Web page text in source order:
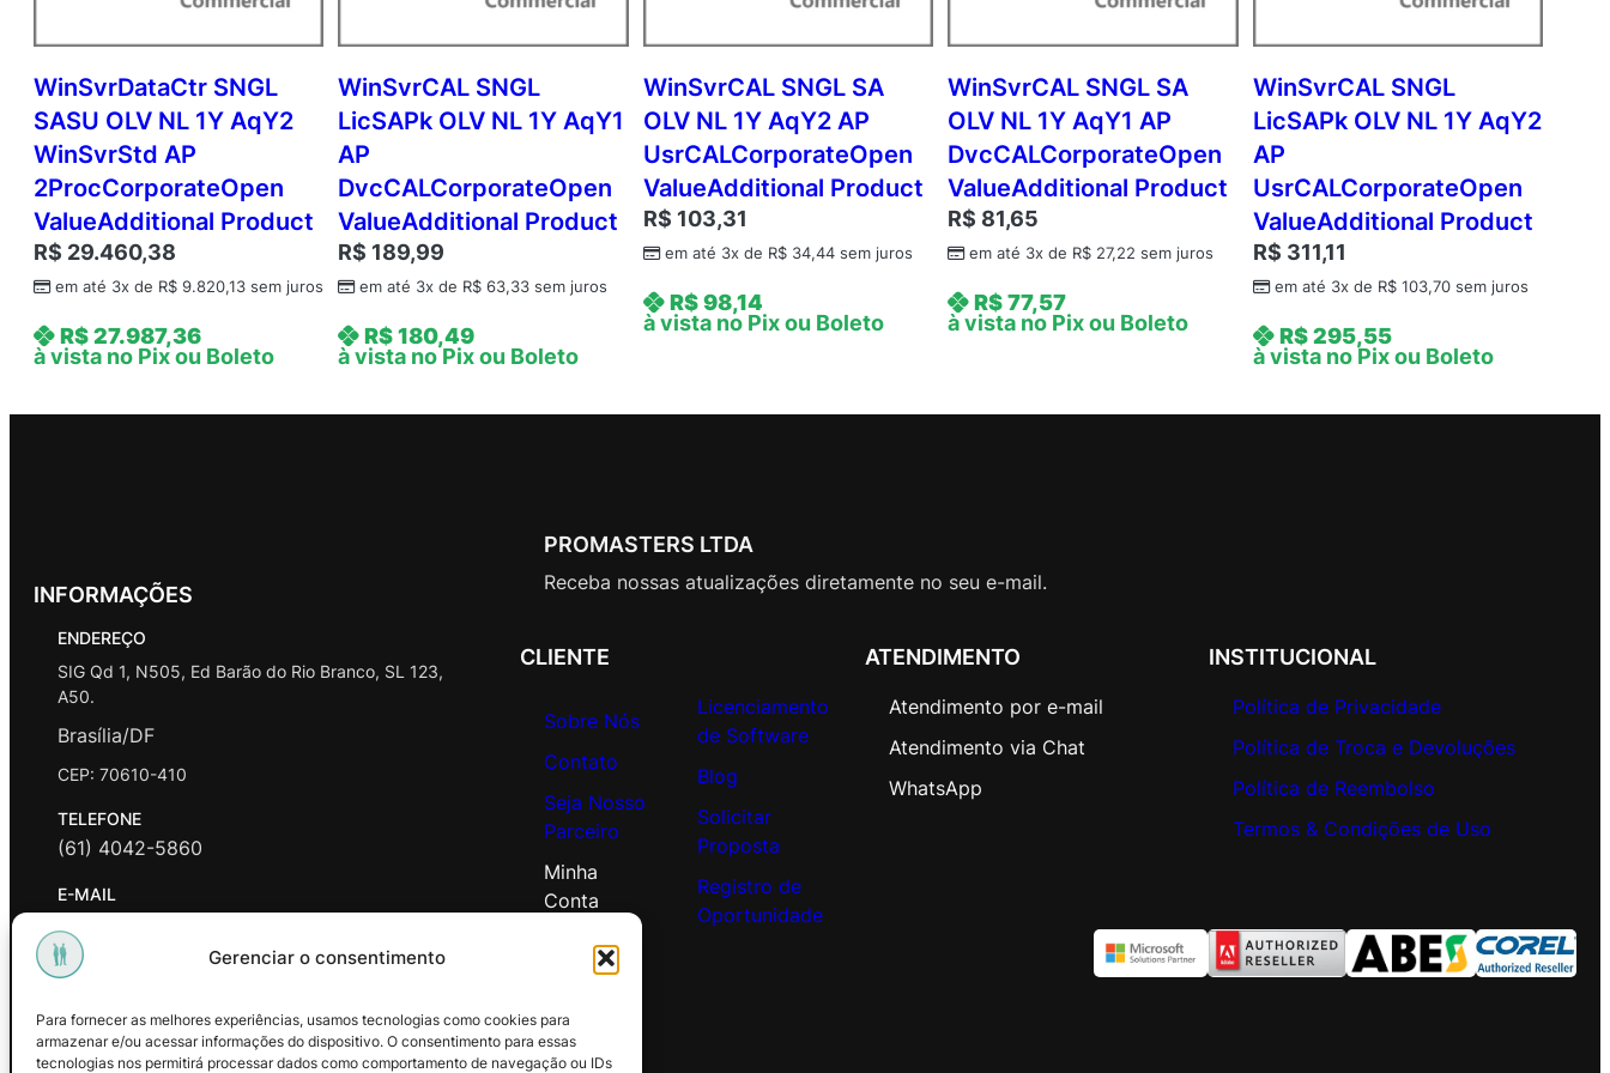
Gerenciar o consentimento
Para fornecer as melhores experiências, usamos tecnologias como cookies para
armazenar e/ou acessar informações do dispositivo. O consentimento para essas
tecnologias nos permitirá processar dados como comportamento de navegação ou IDs
N
L
2
Y
A
q
Y
2
c
r
WinSvrDataCtr SNGL
SASU OLV NL 1Y AqY2
WinSvrStd AP
2ProcCorporateOpen
ValueAdditional Product
R$ 29.460,38
em até 3x de R$ 9.820,13 sem juros
R$27.987,36
à vista no Pix ou Boleto
WinSvrCAL SNGL
LicSAPk OLV NL 1Y AqY1
AP
DvcCALCorporateOpen
ValueAdditional Product
R$ 189,99
em até 3x de R$ 63,33 sem juros
R$180,49
à vista no Pix ou Boleto
WinSvrCAL SNGL SA
OLV NL 1Y AqY2 AP
UsrCALCorporateOpen
ValueAdditional Product
R$ 103,31
em até 3x de R$34,44sem juros
R$98,14
à vista no Pix ou Boleto
WinSvrCAL SNGL SA
OLV NL 1Y AqY1 AP
DvcCALCorporateOpen
ValueAdditional Product
R$ 81,65
em até 3x de R$ 27,22 sem juros
R$77,57
à vista no Pix ou Boleto
WinSvrCAL SNGL
LicSAPk OLV NL 1Y AqY2
AP
UsrCALCorporateOpen
ValueAdditional Product
R$ 311,11
em até 3x de R$103,70sem juros
R$295,55
à vista no Pix ou Boleto
INFORMAÇÕES
ENDEREÇO
SIG Qd 1, N505, Ed Barão do Rio Branco, SL 123,
A50.
Brasília/DF
CEP: 70610-410
TELEFONE
(61) 4042-5860
E-MAIL
contato@promasters.net.br
HORÁRIO DE ATENDIMENTO
Facebook Instagram Youtube
PROMASTERS LTDA
Receba nossas atualizações diretamente no seu e-mail.
CLIENTE
Sobre Nós
Contato
Seja Nosso
Parceiro
Minha
Conta
Licenciamento
de Software
Blog
Solicitar
Proposta
Registro de
Oportunidade
ATENDIMENTO
Atendimento por e-mail
Atendimento via Chat
WhatsApp
INSTITUCIONAL
Política de Privacidade
Política de Troca e Devoluções
Política de Reembolso
Termos & Condições de Uso